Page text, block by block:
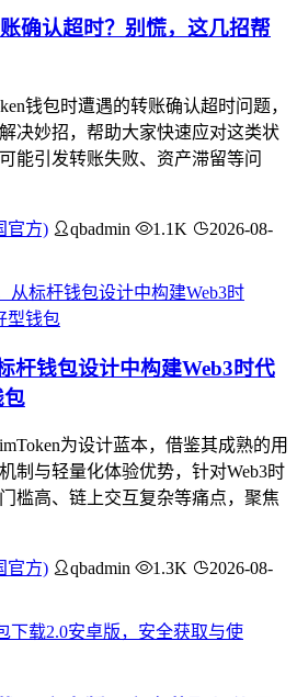
确认超时？别慌，这几招帮
钱包时遭遇的转账确认超时问题，
决妙招，帮助大家快速应对这类状
能引发转账失败、资产滞留等问
官方) qbadmin 1.1K
2026-08-
杆钱包设计中构建Web3时代
包
为设计蓝本，借鉴其成熟的用
制与轻量化体验优势，针对Web3时
槛高、链上交互复杂等痛点，聚焦
官方) qbadmin 1.3K
2026-08-